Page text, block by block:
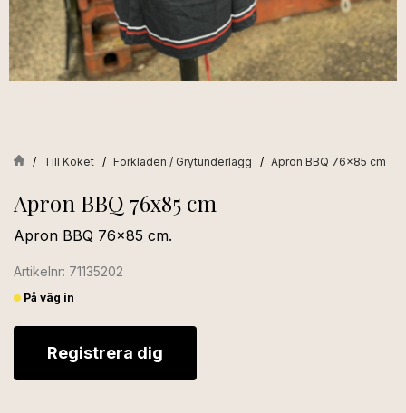
Till Köket Förkläden / Grytunderlägg Apron BBQ 76x85 cm
Apron BBQ 76x85 cm
Apron BBQ 76x85 cm.
Artikelnr: 71135202
På väg in
Registrera dig